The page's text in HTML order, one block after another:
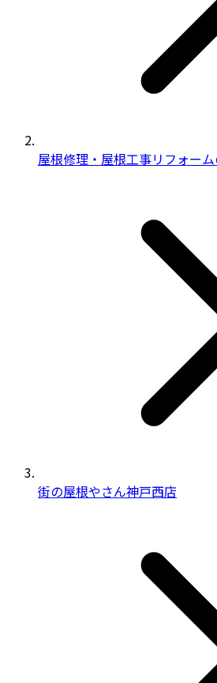
屋根修理・屋根工事リフォー
街の屋根やさん神戸西店